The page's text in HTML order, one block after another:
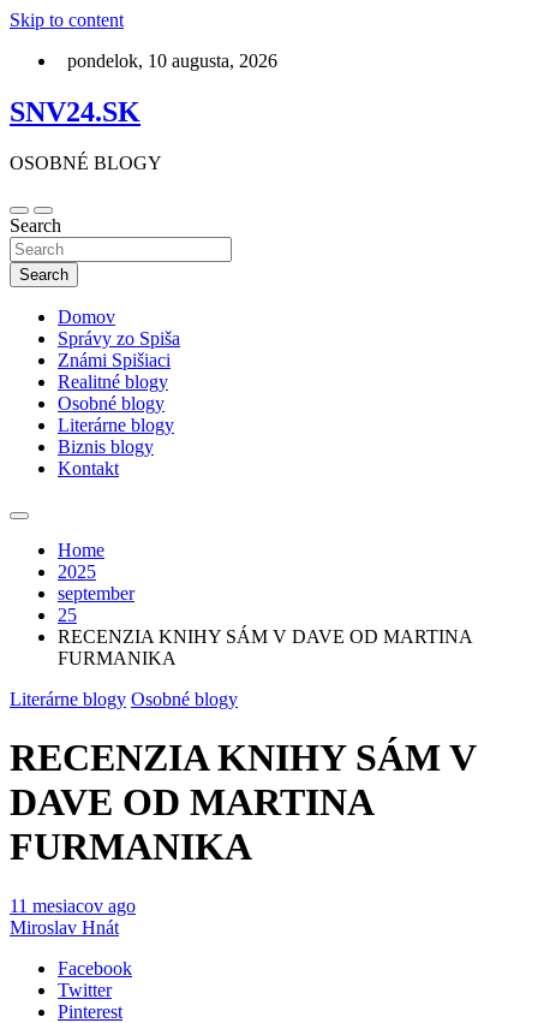
Skip to content
pondelok, 10 augusta, 2026
SNV24.SK
OSOBNÉ BLOGY
Search
Search
Domov
Správy zo Spiša
Známi Spišiaci
Realitné blogy
Osobné blogy
Literárne blogy
Biznis blogy
Kontakt
Home
2025
september
25
RECENZIA KNIHY SÁM V DAVE OD MARTINA
FURMANIKA
Literárne blogy Osobné blogy
RECENZIA KNIHY SÁM V
DAVE OD MARTINA
FURMANIKA
11 mesiacov ago
Miroslav Hnát
Facebook
Twitter
Pinterest